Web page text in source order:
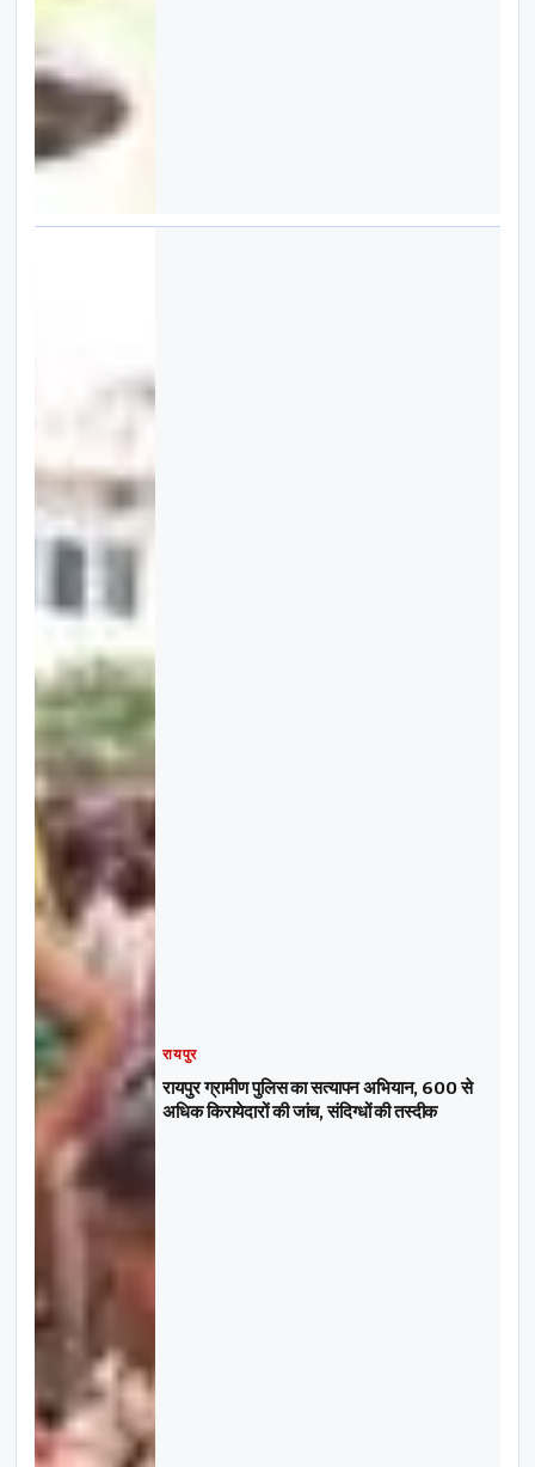
रायपुर
रायपुर ग्रामीण पुलिस का सत्यापन अभियान, 600 से
अधिक किरायेदारों की जांच, संदिग्धों की तस्दीक